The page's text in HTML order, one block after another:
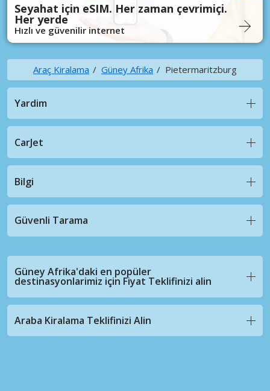
Seyahat için eSIM. Her zaman çevrimiçi.
Her yerde
Hızlı ve güvenilir internet
Araç Kiralama Güney Afrika Pietermaritzburg
Yardim
CarJet
Bilgi
Güvenli Tarama
Güney Afrika'daki en popüler
destinasyonlarimiz için Fiyat Teklifinizi alin
Araba Kiralama Teklifinizi Alin